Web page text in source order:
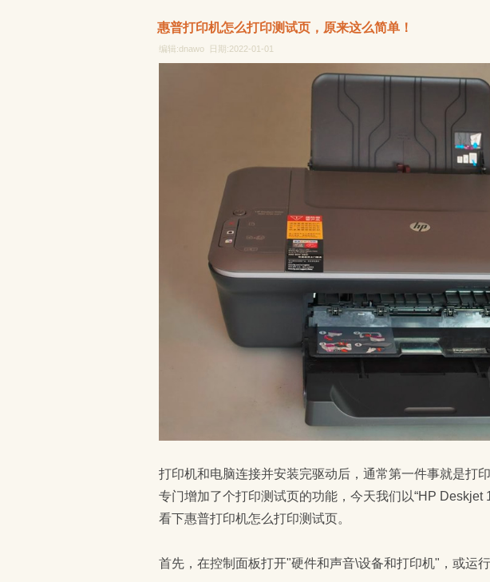
惠普打印机怎么打印测试页，原来这么简单！
编辑:dnawo 日期:2022-01-01
打印机和电脑连接并安装完驱动后，通常第一件事就是打
专门增加了个打印测试页的功能，今天我们以“HP Deskjet
看下惠普打印机怎么打印测试页。
首先，在控制面板打开"硬件和声音\设备和打印机"，或运